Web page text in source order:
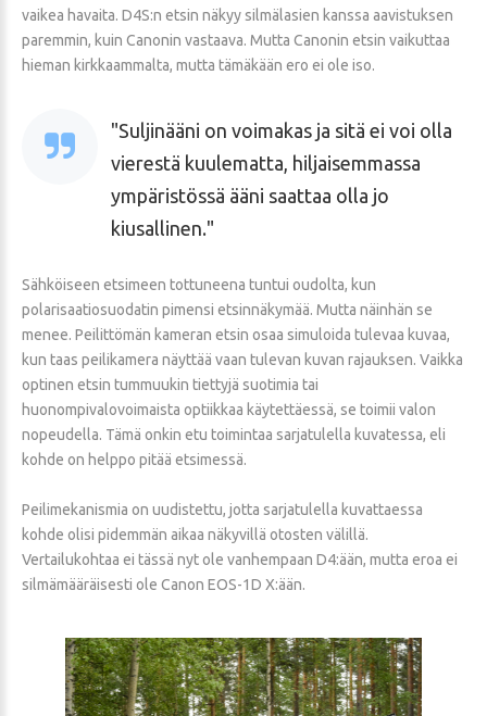
vaikea havaita. D4S:n etsin näkyy silmälasien kanssa aavistuksen
paremmin, kuin Canonin vastaava. Mutta Canonin etsin vaikuttaa
hieman kirkkaammalta, mutta tämäkään ero ei ole iso.
Suljinääni on voimakas ja sitä ei voi olla
vierestä kuulematta, hiljaisemmassa
ympäristössä ääni saattaa olla jo
kiusallinen.
Sähköiseen etsimeen tottuneena tuntui oudolta, kun
polarisaatiosuodatin pimensi etsinnäkymää. Mutta näinhän se
menee. Peilittömän kameran etsin osaa simuloida tulevaa kuvaa,
kun taas peilikamera näyttää vaan tulevan kuvan rajauksen. Vaikka
optinen etsin tummuukin tiettyjä suotimia tai
huonompivalovoimaista optiikkaa käytettäessä, se toimii valon
nopeudella. Tämä onkin etu toimintaa sarjatulella kuvatessa, eli
kohde on helppo pitää etsimessä.
Peilimekanismia on uudistettu, jotta sarjatulella kuvattaessa
kohde olisi pidemmän aikaa näkyvillä otosten välillä.
Vertailukohtaa ei tässä nyt ole vanhempaan D4:ään, mutta eroa ei
silmämääräisesti ole Canon EOS-1D X:ään.